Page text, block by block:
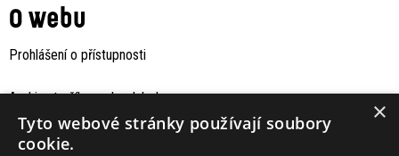
O webu
Prohlášení o přístupnosti
Archiv staršího webu Jaboku ×
Tyto webové stránky používají soubory
cookie.